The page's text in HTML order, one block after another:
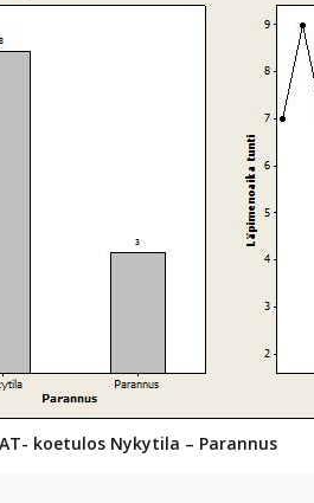
koetulos Nykytila – Parannus